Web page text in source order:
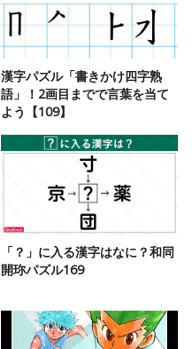
漢字パズル「書きかけ四字熟
語」！2画目までで言葉を当て
よう【109】
「？」に入る漢字はなに？和同
開珎パズル169